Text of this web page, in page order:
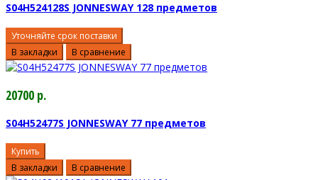
S04H524128S JONNESWAY 128 предметов
Уточняйте срок поставки
В закладки
В сравнение
20700 р.
S04H52477S JONNESWAY 77 предметов
Купить
В закладки
В сравнение